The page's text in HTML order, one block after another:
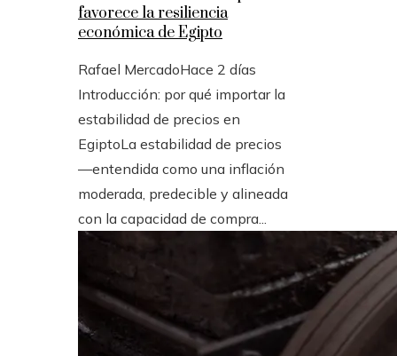
favorece la resiliencia
económica de Egipto
Rafael MercadoHace 2 días
Introducción: por qué importar la
estabilidad de precios en
EgiptoLa estabilidad de precios
—entendida como una inflación
moderada, predecible y alineada
con la capacidad de compra...